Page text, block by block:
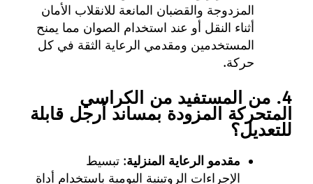
المزدوجة والقضبان المانعة للانقلاب الأمان
أثناء النقل أو عند استخدام الصوان مما يمنح
المستخدمين ومقدمي الرعاية الثقة في كل
حركة.
4. من المستفيد من الكراسي
المتحركة المزودة بمساند أرجل قابلة
للتعديل؟
مقدمو الرعاية المنزلية: تبسيط
الإجراءات الروتينية اليومية باستخدام أداة